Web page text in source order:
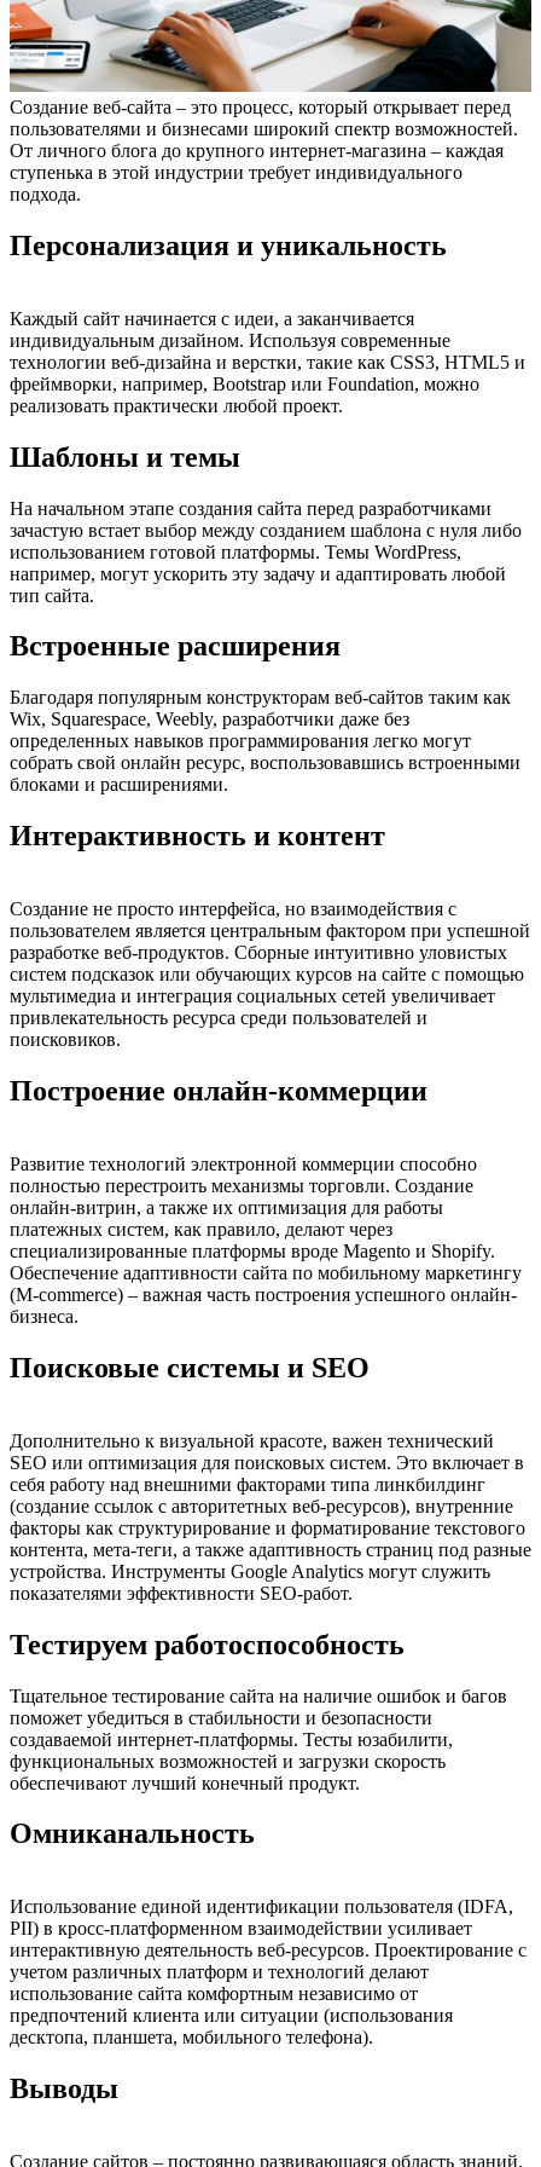
Создание веб-сайта – это процесс, который открывает перед
пользователями и бизнесами широкий спектр возможностей.
От личного блога до крупного интернет-магазина – каждая
ступенька в этой индустрии требует индивидуального
подхода.
Персонализация и уникальность
Каждый сайт начинается с идеи, а заканчивается
индивидуальным дизайном. Используя современные
технологии веб-дизайна и верстки, такие как CSS3, HTML5 и
фреймворки, например, Bootstrap или Foundation, можно
реализовать практически любой проект.
Шаблоны и темы
На начальном этапе создания сайта перед разработчиками
зачастую встает выбор между созданием шаблона с нуля либо
использованием готовой платформы. Темы WordPress,
например, могут ускорить эту задачу и адаптировать любой
тип сайта.
Встроенные расширения
Благодаря популярным конструкторам веб-сайтов таким как
Wix, Squarespace, Weebly, разработчики даже без
определенных навыков программирования легко могут
собрать свой онлайн ресурс, воспользовавшись встроенными
блоками и расширениями.
Интерактивность и контент
Создание не просто интерфейса, но взаимодействия с
пользователем является центральным фактором при успешной
разработке веб-продуктов. Сборные интуитивно уловистых
систем подсказок или обучающих курсов на сайте с помощью
мультимедиа и интеграция социальных сетей увеличивает
привлекательность ресурса среди пользователей и
поисковиков.
Построение онлайн-коммерции
Развитие технологий электронной коммерции способно
полностью перестроить механизмы торговли. Создание
онлайн-витрин, а также их оптимизация для работы
платежных систем, как правило, делают через
специализированные платформы вроде Magento и Shopify.
Обеспечение адаптивности сайта по мобильному маркетингу
(M-commerce) – важная часть построения успешного онлайн-
бизнеса.
Поисковые системы и SEO
Дополнительно к визуальной красоте, важен технический
SEO или оптимизация для поисковых систем. Это включает в
себя работу над внешними факторами типа линкбилдинг
(создание ссылок с авторитетных веб-ресурсов), внутренние
факторы как структурирование и форматирование текстового
контента, мета-теги, а также адаптивность страниц под разные
устройства. Инструменты Google Analytics могут служить
показателями эффективности SEO-работ.
Тестируем работоспособность
Тщательное тестирование сайта на наличие ошибок и багов
поможет убедиться в стабильности и безопасности
создаваемой интернет-платформы. Тесты юзабилити,
функциональных возможностей и загрузки скорость
обеспечивают лучший конечный продукт.
Омниканальность
Использование единой идентификации пользователя (IDFA,
PII) в кросс-платформенном взаимодействии усиливает
интерактивную деятельность веб-ресурсов. Проектирование с
учетом различных платформ и технологий делают
использование сайта комфортным независимо от
предпочтений клиента или ситуации (использования
десктопа, планшета, мобильного телефона).
Выводы
Создание сайтов – постоянно развивающаяся область знаний.